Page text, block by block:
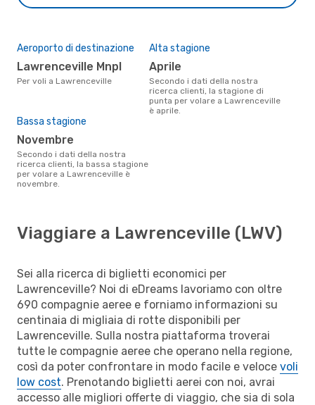
Aeroporto di destinazione
Lawrenceville Mnpl
Per voli a Lawrenceville
Alta stagione
aprile
Secondo i dati della nostra
ricerca clienti, la stagione di
punta per volare a Lawrenceville
è aprile.
Bassa stagione
novembre
Secondo i dati della nostra
ricerca clienti, la bassa stagione
per volare a Lawrenceville è
novembre.
Viaggiare a Lawrenceville (LWV)
Sei alla ricerca di biglietti economici per
Lawrenceville? Noi di eDreams lavoriamo con oltre
690 compagnie aeree e forniamo informazioni su
centinaia di migliaia di rotte disponibili per
Lawrenceville. Sulla nostra piattaforma troverai
tutte le compagnie aeree che operano nella regione,
così da poter confrontare in modo facile e veloce voli
low cost. Prenotando biglietti aerei con noi, avrai
accesso alle migliori offerte di viaggio, che sia di sola